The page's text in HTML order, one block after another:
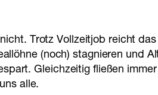
Trotz Vollzeitjob reicht
(noch) stagnieren und
Gleichzeitig fließen
alle.